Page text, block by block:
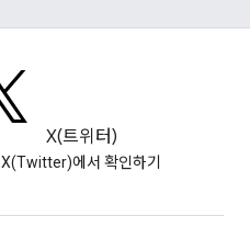
X(트위터)
X(Twitter)에서 확인하기